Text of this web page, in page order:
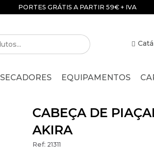
PORTES GRÁTIS A PARTIR 59€ + IVA
SECADORES EQUIPAMENTOS
CABEÇA DE
AKIRA
Ref: 21311